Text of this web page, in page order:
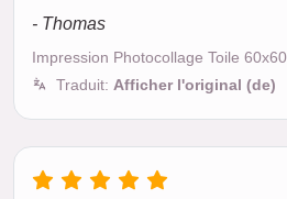
- Thomas
Impression Photocollage Toile
Traduit: Afficher l'original (de)